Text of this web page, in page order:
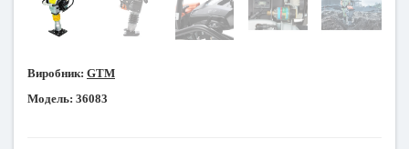
Виробник: GTM
Модель: 36083